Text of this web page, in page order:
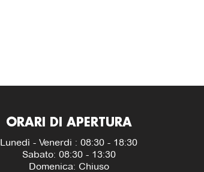
ORARI DI APERTURA
Lunedì - Venerdi : 08:30 - 18:30
Sabato: 08:30 - 13:30
Domenica: Chiuso